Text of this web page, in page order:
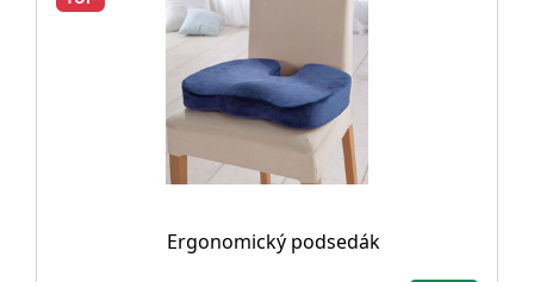
Ergonomický podsedák